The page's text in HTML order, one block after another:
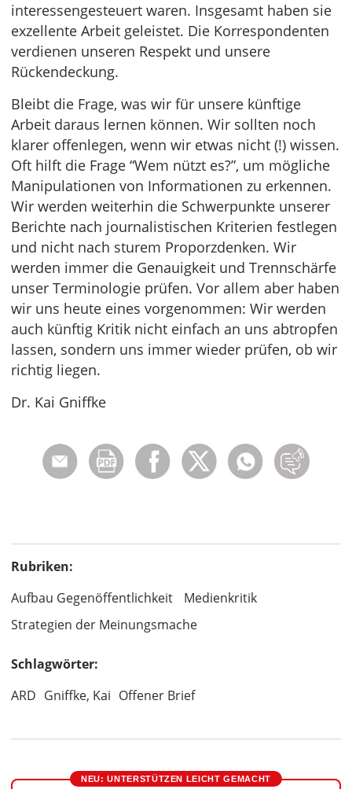
interessengesteuert waren. Insgesamt haben sie
exzellente Arbeit geleistet. Die Korrespondenten
verdienen unseren Respekt und unsere
Rückendeckung.
Bleibt die Frage, was wir für unsere künftige
Arbeit daraus lernen können. Wir sollten noch
klarer offenlegen, wenn wir etwas nicht (!) wissen.
Oft hilft die Frage “Wem nützt es?”, um mögliche
Manipulationen von Informationen zu erkennen.
Wir werden weiterhin die Schwerpunkte unserer
Berichte nach journalistischen Kriterien festlegen
und nicht nach sturem Proporzdenken. Wir
werden immer die Genauigkeit und Trennschärfe
unser Terminologie prüfen. Vor allem aber haben
wir uns heute eines vorgenommen: Wir werden
auch künftig Kritik nicht einfach an uns abtropfen
lassen, sondern uns immer wieder prüfen, ob wir
richtig liegen.
Dr. Kai Gniffke
Rubriken:
Aufbau Gegenöffentlichkeit
Medienkritik
Strategien der Meinungsmache
Schlagwörter:
ARD Gniffke, Kai Offener Brief
NEU: UNTERSTÜTZEN LEICHT GEMACHT